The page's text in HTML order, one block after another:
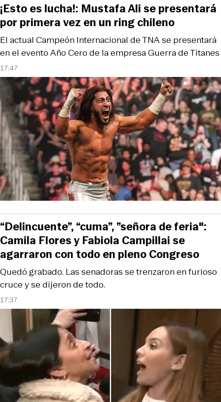
17:47
El actual Campeón Internacional de TNA se presentará
en el evento Año Cero de la empresa Guerra de Titanes
¡Esto es lucha!: Mustafa Ali se presentará
por primera vez en un ring chileno
17:37
Quedó grabado. Las senadoras se trenzaron en furioso
cruce y se dijeron de todo.
“Delincuente”, “cuma”, ”señora de feria":
Camila Flores y Fabiola Campillai se
agarraron con todo en pleno Congreso